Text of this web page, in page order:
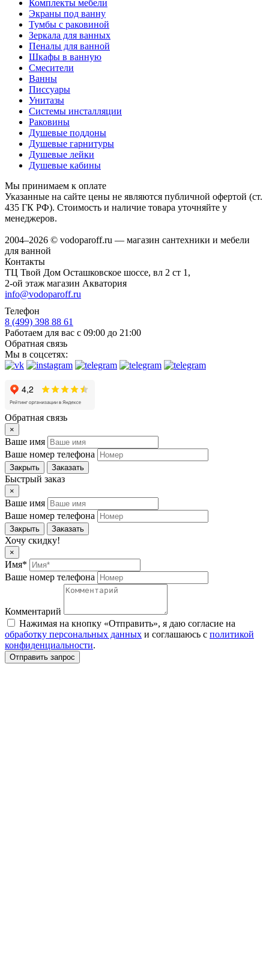
Комплекты мебели
Экраны под ванну
Тумбы с раковиной
Зеркала для ванных
Пеналы для ванной
Шкафы в ванную
Смесители
Ванны
Писсуары
Унитазы
Системы инсталляции
Раковины
Душевые поддоны
Душевые гарнитуры
Душевые лейки
Душевые кабины
Мы принимаем к оплате
Указанные на сайте цены не являются публичной офертой (ст.
435 ГК РФ). Стоимость и наличие товара уточняйте у
менеджеров.
2004–2026 © vodoparoff.ru — магазин сантехники и мебели
для ванной
Контакты
ТЦ Твой Дом Осташковское шоссе, вл 2 ст 1,
2-ой этаж магазин Акватория
info@vodoparoff.ru
Телефон
8 (499) 398 88 61
Работаем для вас с 09:00 до 21:00
Обратная связь
Мы в соцсетях:
Обратная связь
×
Ваше имя
Ваше номер телефона
Закрыть Заказать
Быстрый заказ
×
Ваше имя
Ваше номер телефона
Закрыть Заказать
Хочу скидку!
×
Имя*
Ваше номер телефона
Комментарий
Нажимая на кнопку «Отправить», я даю согласие на
обработку персональных данных и соглашаюсь c политикой
конфиденциальности.
Отправить запрос